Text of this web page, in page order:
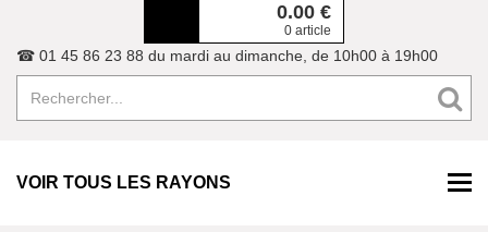
0.00 €
0 article
☎ 01 45 86 23 88 du mardi au dimanche, de 10h00 à 19h00
VOIR TOUS LES RAYONS